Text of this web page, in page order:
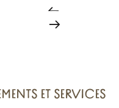
ET SERVICES